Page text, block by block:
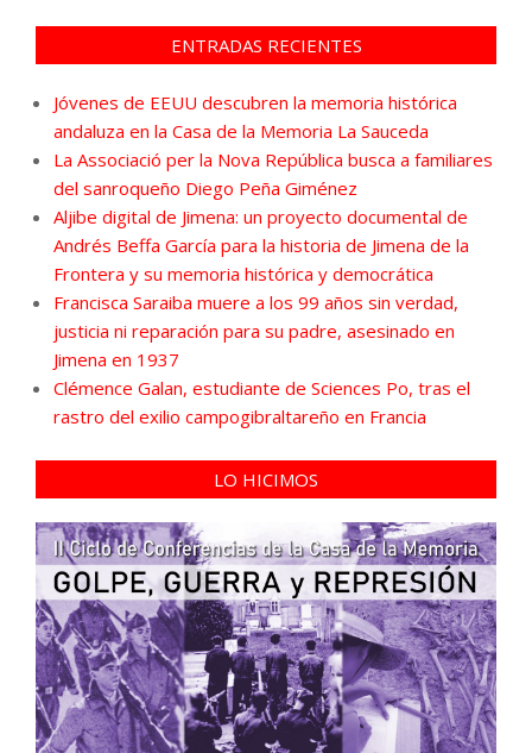
ENTRADAS RECIENTES
Jóvenes de EEUU descubren la memoria histórica
andaluza en la Casa de la Memoria La Sauceda
La Associació per la Nova República busca a familiares
del sanroqueño Diego Peña Giménez
Aljibe digital de Jimena: un proyecto documental de
Andrés Beffa García para la historia de Jimena de la
Frontera y su memoria histórica y democrática
Francisca Saraiba muere a los 99 años sin verdad,
justicia ni reparación para su padre, asesinado en
Jimena en 1937
Clémence Galan, estudiante de Sciences Po, tras el
rastro del exilio campogibraltareño en Francia
LO HICIMOS